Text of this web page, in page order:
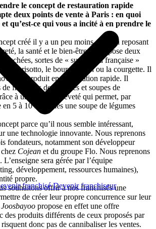
franchiséDevenir franchiseur
le concept de restauration rapide
deux points de vente à Paris : en quoi
qu’est-ce qui vous a incité à en prendre le
créé il y a un peu moins d’un an reposant
la santé et le bien-être. Il propose deux
sortes de « sushis à la française »
le risotto, le bourguignon ou la courgette. Il
produit en restauration rapide. Il
de fruits, jus de légumes et soupes de
à un procédé breveté qui permet, par
5 à 10 secondes une soupe de légumes
parce qu’il nous semble intéressant,
une technologie innovante. Nous reprenons
fondateurs, notamment son développeur
Cojean et du groupe Flo. Nous reprenons
sera gérée par l’équipe
développement, ressources humaines),
propre.
souhaitons offrir à nos franchisés une
de créer leur propre concurrence sur leur
Joosbayoo propose en effet une offre
des produits différents de ceux proposés par
risquent donc pas de cannibaliser les ventes.